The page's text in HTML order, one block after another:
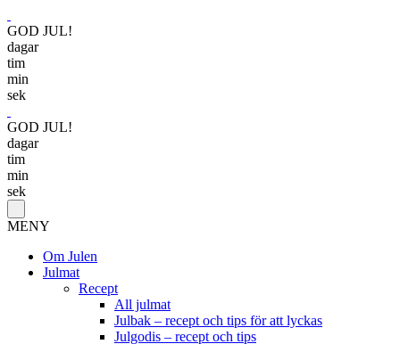
GOD JUL!
dagar
tim
min
sek
GOD JUL!
dagar
tim
min
sek
MENY
Om Julen
Julmat
Recept
All julmat
Julbak – recept och tips för att lyckas
Julgodis – recept och tips